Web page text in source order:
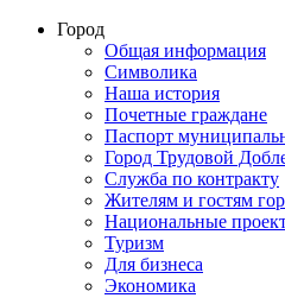
Город
Общая информация
Символика
Наша история
Почетные граждане
Паспорт
Город Трудовой
Служба по контракту
Жителям и гостям
Национальные
Туризм
Для бизнеса
Экономика